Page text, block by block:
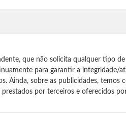
que não solicita qualquer tipo
para garantir a integridade/
Ainda, sobre as publicidades, temos
por terceiros e oferecidos